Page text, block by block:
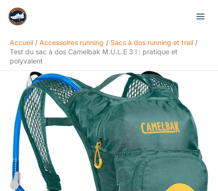
Accueil
Accessoires running
Sacs à dos running et trail
Test du sac à dos Camelbak M.U.L.E 3 l : pratique et
polyvalent
Rechercher